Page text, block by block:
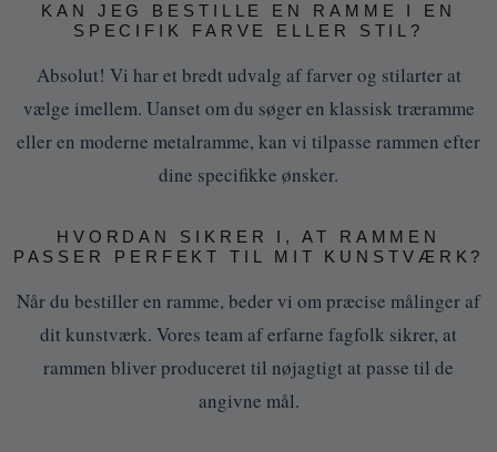
KAN JEG BESTILLE EN RAMME I EN
SPECIFIK FARVE ELLER STIL?
Absolut! Vi har et bredt udvalg af farver og stilarter at
vælge imellem. Uanset om du søger en klassisk træramme
eller en moderne metalramme, kan vi tilpasse rammen efter
dine specifikke ønsker.
HVORDAN SIKRER I, AT RAMMEN
PASSER PERFEKT TIL MIT KUNSTVÆRK?
Når du bestiller en ramme, beder vi om præcise målinger af
dit kunstværk. Vores team af erfarne fagfolk sikrer, at
rammen bliver produceret til nøjagtigt at passe til de
angivne mål.